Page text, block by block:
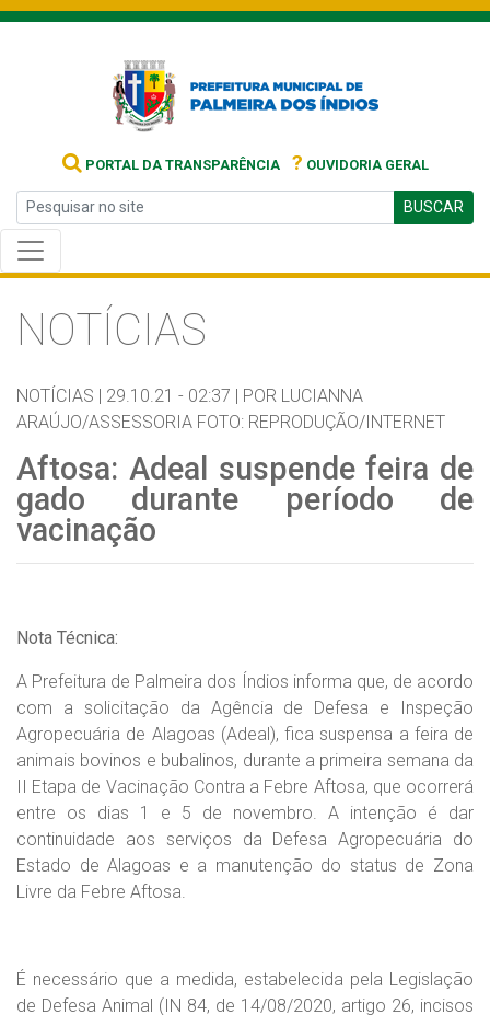
PORTAL DA TRANSPARÊNCIA ? OUVIDORIA GERAL
BUSCAR
NOTÍCIAS
NOTÍCIAS | 29.10.21 - 02:37 | POR LUCIANNA
ARAÚJO/ASSESSORIA FOTO: REPRODUÇÃO/INTERNET
Aftosa: Adeal suspende feira de
gado durante período de
vacinação
Nota Técnica:
A Prefeitura de Palmeira dos Índios informa que, de acordo
com a solicitação da Agência de Defesa e Inspeção
Agropecuária de Alagoas (Adeal), fica suspensa a feira de
animais bovinos e bubalinos, durante a primeira semana da
II Etapa de Vacinação Contra a Febre Aftosa, que ocorrerá
entre os dias 1 e 5 de novembro. A intenção é dar
continuidade aos serviços da Defesa Agropecuária do
Estado de Alagoas e a manutenção do status de Zona
Livre da Febre Aftosa.
É necessário que a medida, estabelecida pela Legislação
de Defesa Animal (IN 84, de 14/08/2020, artigo 26, incisos